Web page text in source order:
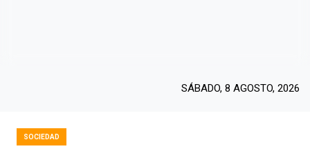
SÁBADO, 8 AGOSTO, 2026
SOCIEDAD